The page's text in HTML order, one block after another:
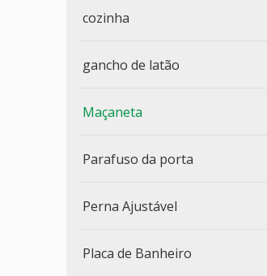
cozinha
gancho de latão
Maçaneta
Parafuso da porta
Perna Ajustável
Placa de Banheiro